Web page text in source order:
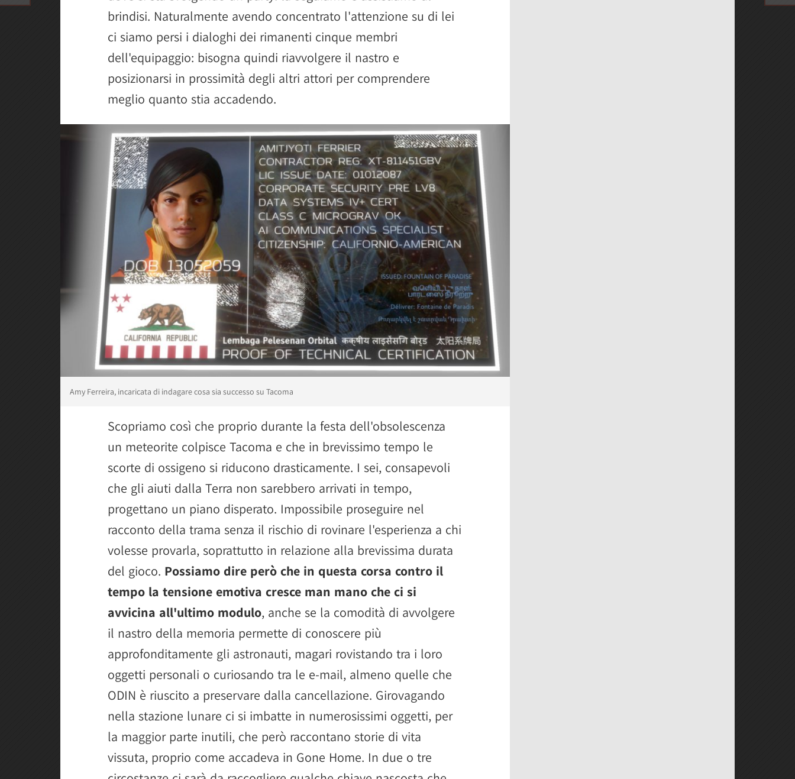
brindisi. Naturalmente avendo concentrato l'attenzione su di lei
ci siamo persi i dialoghi dei rimanenti cinque membri
dell'equipaggio: bisogna quindi riavvolgere il nastro e
posizionarsi in prossimità degli altri attori per comprendere
meglio quanto stia accadendo.
Amy Ferreira, incaricata di indagare cosa sia successo su Tacoma
Scopriamo così che proprio durante la festa dell'obsolescenza
un meteorite colpisce Tacoma e che in brevissimo tempo le
scorte di ossigeno si riducono drasticamente. I sei, consapevoli
che gli aiuti dalla Terra non sarebbero arrivati in tempo,
progettano un piano disperato. Impossibile proseguire nel
racconto della trama senza il rischio di rovinare l'esperienza a chi
volesse provarla, soprattutto in relazione alla brevissima durata
del gioco. Possiamo dire però che in questa corsa contro il
tempo la tensione emotiva cresce man mano che ci si
avvicina all'ultimo modulo, anche se la comodità di avvolgere
il nastro della memoria permette di conoscere più
approfonditamente gli astronauti, magari rovistando tra i loro
oggetti personali o curiosando tra le e-mail, almeno quelle che
ODIN è riuscito a preservare dalla cancellazione. Girovagando
nella stazione lunare ci si imbatte in numerosissimi oggetti, per
la maggior parte inutili, che però raccontano storie di vita
vissuta, proprio come accadeva in Gone Home. In due o tre